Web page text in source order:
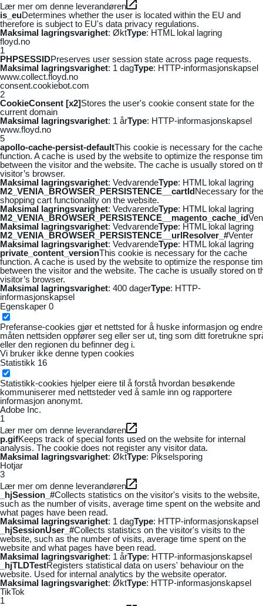
Lær mer om denne leverandøren
is_euDetermines whether the user is located within the EU and
therefore is subject to EU's data privacy regulations.
Maksimal lagringsvarighet: ØktType: HTML lokal lagring
floyd.no
1
PHPSESSIDPreserves user session state across page requests.
Maksimal lagringsvarighet: 1 dagType: HTTP-informasjonskapsel
www.collect.floyd.no
consent.cookiebot.com
2
CookieConsent [x2]Stores the user's cookie consent state for the
current domain
Maksimal lagringsvarighet: 1 årType: HTTP-informasjonskapsel
www.floyd.no
5
apollo-cache-persist-defaultThis cookie is necessary for the cache
function. A cache is used by the website to optimize the response
between the visitor and the website. The cache is usually stored on
visitor’s browser.
Maksimal lagringsvarighet: VedvarendeType: HTML lokal lagring
M2_VENIA_BROWSER_PERSISTENCE__cartIdNecessary for the
shopping cart functionality on the website.
Maksimal lagringsvarighet: VedvarendeType: HTML lokal lagring
M2_VENIA_BROWSER_PERSISTENCE__magento_cache_id
Maksimal lagringsvarighet: VedvarendeType: HTML lokal lagring
M2_VENIA_BROWSER_PERSISTENCE__urlResolver_#Venter
Maksimal lagringsvarighet: VedvarendeType: HTML lokal lagring
private_content_versionThis cookie is necessary for the cache
function. A cache is used by the website to optimize the response
between the visitor and the website. The cache is usually stored on
visitor’s browser.
Maksimal lagringsvarighet: 400 dagerType: HTTP-
informasjonskapsel
Egenskaper 0
Preferanse-cookies gjør et nettsted for å huske informasjon og
måten nettsiden oppfører seg eller ser ut, ting som ditt foretrukne
eller den regionen du befinner deg i.
Vi bruker ikke denne typen cookies
Statistikk 16
Statistikk-cookies hjelper eiere til å forstå hvordan besøkende
kommuniserer med nettsteder ved å samle inn og rapportere
informasjon anonymt.
Adobe Inc.
1
Lær mer om denne leverandøren
p.gifKeeps track of special fonts used on the website for internal
analysis. The cookie does not register any visitor data.
Maksimal lagringsvarighet: ØktType: Pikselsporing
Hotjar
3
Lær mer om denne leverandøren
_hjSession_#Collects statistics on the visitor's visits to the website,
such as the number of visits, average time spent on the website and
what pages have been read.
Maksimal lagringsvarighet: 1 dagType: HTTP-informasjonskapsel
_hjSessionUser_#Collects statistics on the visitor's visits to the
website, such as the number of visits, average time spent on the
website and what pages have been read.
Maksimal lagringsvarighet: 1 årType: HTTP-informasjonskapsel
_hjTLDTestRegisters statistical data on users' behaviour on the
website. Used for internal analytics by the website operator.
Maksimal lagringsvarighet: ØktType: HTTP-informasjonskapsel
TikTok
1